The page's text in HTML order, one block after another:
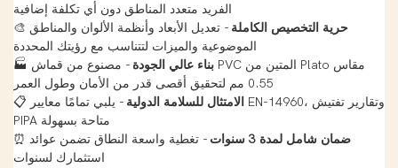
الفريد متعدد المناطق دون أي تكلفة إضافية
🎨
حرية التخصيص الكاملة - تعديل الأبعاد وأنظمة الألوان والمناطق
الموضوعية والميزات لتتناسب مع رؤيتك المحددة
🏭
بناء عالي الجودة - مصنوع من قماش PVC المتين من Plato مقاس
0.55 مم لتحقيق أقصى قدر من الأمان وطول العمر
📋
الامتثال للسلامة الدولية - يلبي تمامًا معايير EN-14960، وتقارير تفتيش
PIPA متاحة بسهولة
⏰
ضمان شامل لمدة 3 سنوات
- تغطية واسعة النطاق تضمن عوائد
استثمارك لسنوات